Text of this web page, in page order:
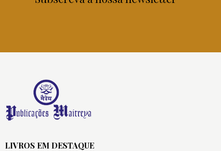
LIVROS EM DESTAQUE